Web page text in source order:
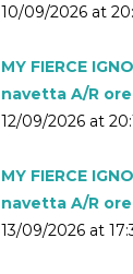
10/09/2026 at
MY FIERCE
navetta A/R ore
12/09/2026 at
MY FIERCE
navetta A/R ore
13/09/2026 at